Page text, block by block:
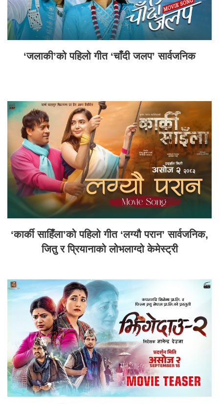
‘जलाकी’को पहिलो गीत ‘चाँदी जलप’ सार्वजनिक
‘कार्की साहिँला’को पहिलो गीत ‘लग्यौ परान’ सार्वजनिक,
जितु र प्रियानाको लोभलाग्दो केमेस्ट्री